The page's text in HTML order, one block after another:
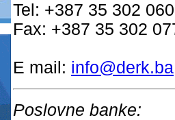
Tel: +387 35 302 060
Fax: +387 35 302
E mail: info@derk.ba
Poslovne banke: